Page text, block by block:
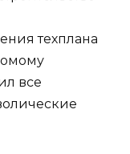
техплана
все